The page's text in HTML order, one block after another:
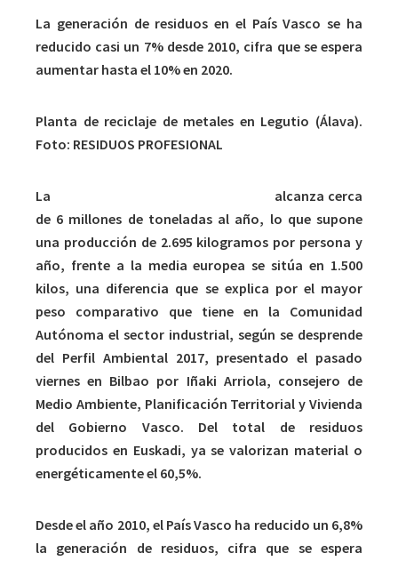
La generación de residuos en el País Vasco se ha
reducido casi un 7% desde 2010, cifra que se espera
aumentar hasta el 10% en 2020.
Planta de reciclaje de metales en Legutio (Álava).
Foto: RESIDUOS PROFESIONAL
La
alcanza cerca
de 6 millones de toneladas al año, lo que supone
una producción de 2.695 kilogramos por persona y
año, frente a la media europea se sitúa en 1.500
kilos, una diferencia que se explica por el mayor
peso comparativo que tiene en la Comunidad
Autónoma el sector industrial, según se desprende
del Perfil Ambiental 2017, presentado el pasado
viernes en Bilbao por Iñaki Arriola, consejero de
Medio Ambiente, Planificación Territorial y Vivienda
del Gobierno Vasco. Del total de residuos
producidos en Euskadi, ya se valorizan material o
energéticamente el 60,5%.
Desde el año 2010, el País Vasco ha reducido un 6,8%
la generación de residuos, cifra que se espera